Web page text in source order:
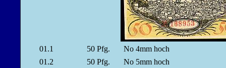
01.1 50 Pfg.
No 4mm hoch
01.2
50 Pfg. No 5mm hoch